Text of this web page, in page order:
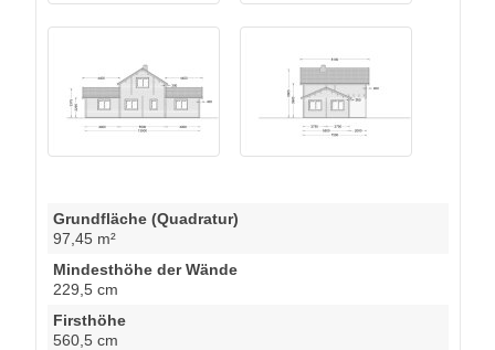
Grundfläche (Quadratur)
97,45 m²
Mindesthöhe der Wände
229,5 cm
Firsthöhe
560,5 cm